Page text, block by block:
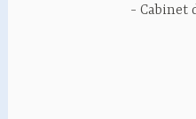
Cabinet